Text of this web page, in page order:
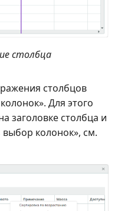
столбца
столбцов
Для этого
заголовке столбца и
колонок», см.